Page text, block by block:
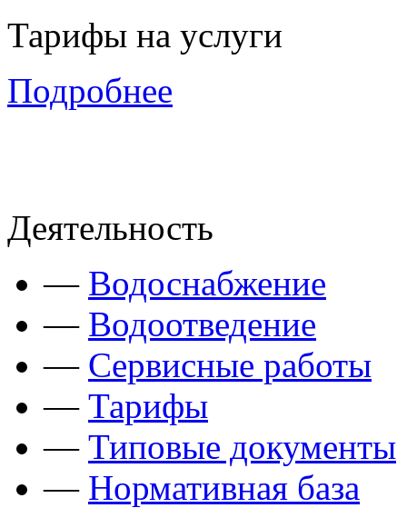
Тарифы на услуги
Подробнее
Деятельность
— Водоснабжение
— Водоотведение
— Сервисные работы
— Тарифы
— Типовые документы
— Нормативная база